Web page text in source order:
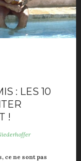
: LES 10
!
ce ne sont pas